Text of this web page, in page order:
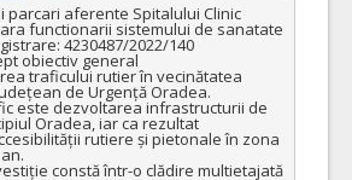
parcari aferente Spitalului Clinic
functionarii sistemului de sanatate
4230487/2022/140
obiectiv general
traficului rutier în vecinătatea
de Urgență Oradea.
este dezvoltarea infrastructurii de
Oradea, iar ca rezultat
rutiere și pietonale în zona
constă într-o clădire multietajată